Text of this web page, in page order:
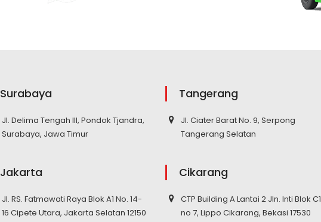
Surabaya
Jl. Delima Tengah III, Pondok Tjandra,
Surabaya, Jawa Timur
Jakarta
Jl. RS. Fatmawati Raya Blok A1 No. 14-
16 Cipete Utara, Jakarta Selatan 12150
Tangerang
Jl. Ciater Barat No. 9, Serpong
Tangerang Selatan
Cikarang
CTP Building A Lantai 2 Jln. Inti Blok C1
no 7, Lippo Cikarang, Bekasi 17530